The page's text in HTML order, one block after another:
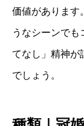
価値があります
うなシーンでも
てなし」精神が
でしょう。